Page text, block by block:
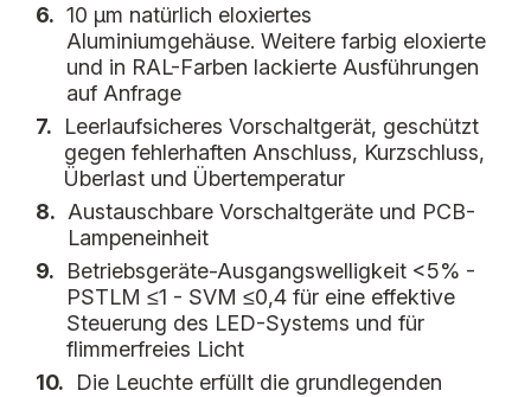
6. 10 µm natürlich eloxiertes
Aluminiumgehäuse. Weitere farbig eloxierte
und in RAL-Farben lackierte Ausführungen
auf Anfrage
7.
Leerlaufsicheres Vorschaltgerät, geschützt
gegen fehlerhaften Anschluss, Kurzschluss,
Überlast und Übertemperatur
8. Austauschbare Vorschaltgeräte und PCB-
Lampeneinheit
9.
Betriebsgeräte-Ausgangswelligkeit <5% -
PSTLM ≤1 - SVM ≤0,4 für eine effektive
Steuerung des LED-Systems und für
flimmerfreies Licht
10.
Die Leuchte erfüllt die grundlegenden